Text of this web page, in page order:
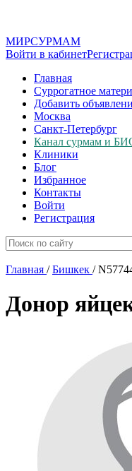
МИРСУРМАМ
Войти в кабинет
Главная
Суррогатное
Добавить
Москва
Санкт-Петербург
Канал сурмам и
Клиники
Блог
Избранное
Контакты
Войти
Регистрация
Главная / Бишкек /
Донор